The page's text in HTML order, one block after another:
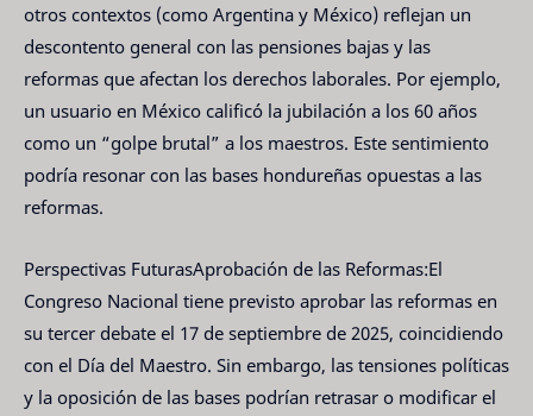
otros contextos (como Argentina y México) reflejan un
descontento general con las pensiones bajas y las
reformas que afectan los derechos laborales. Por ejemplo,
un usuario en México calificó la jubilación a los 60 años
como un “golpe brutal” a los maestros. Este sentimiento
podría resonar con las bases hondureñas opuestas a las
reformas.
Perspectivas FuturasAprobación de las Reformas:El
Congreso Nacional tiene previsto aprobar las reformas en
su tercer debate el 17 de septiembre de 2025, coincidiendo
con el Día del Maestro. Sin embargo, las tensiones políticas
y la oposición de las bases podrían retrasar o modificar el